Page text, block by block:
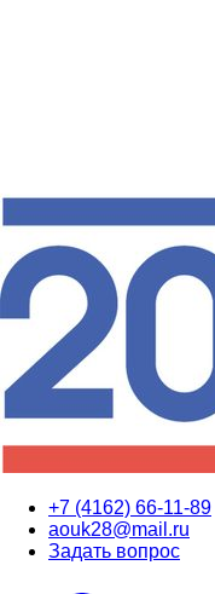
+7 (4162) 66-11-89
aouk28@mail.ru
Задать вопрос